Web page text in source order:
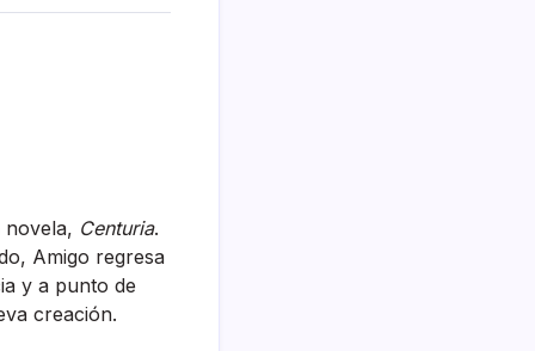
Centuria.
Amigo regresa
y a punto de
creación.